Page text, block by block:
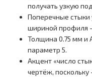
получать узкую
Поперечные стыки
шириной профиля
Толщина 0.75 мм и
параметр 5.
Акцент «число
чертёж,